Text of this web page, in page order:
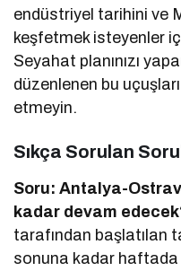
endüstriyel tarihini ve
keşfetmek isteyenler
Seyahat planınızı
düzenlenen bu
etmeyin.
Sıkça Sorulan
Soru: Antalya-
kadar devam
tarafından başlatılan
sonuna kadar